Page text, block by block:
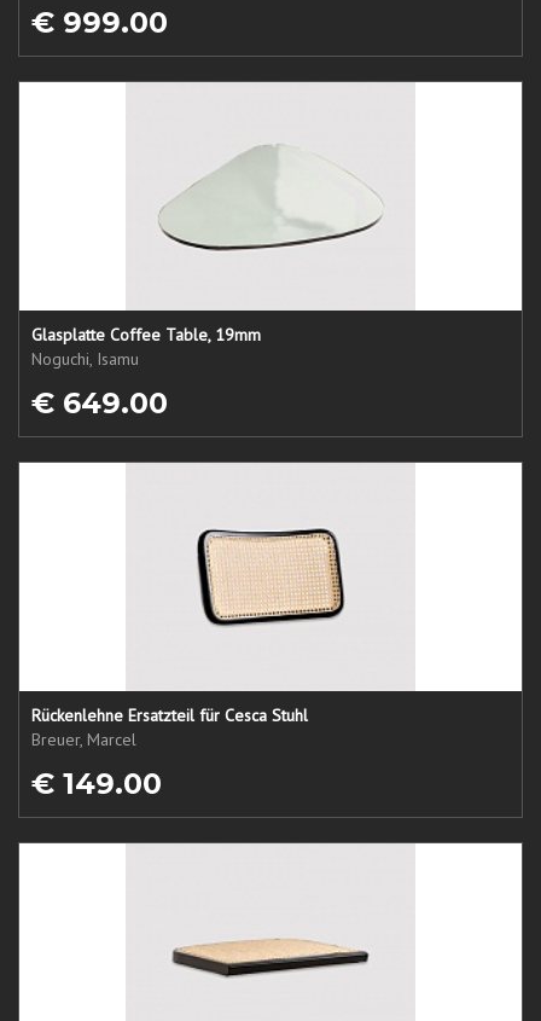
€ 999.00
Glasplatte Coffee Table, 19mm
Noguchi, Isamu
€ 649.00
Rückenlehne Ersatzteil für Cesca Stuhl
Breuer, Marcel
€ 149.00